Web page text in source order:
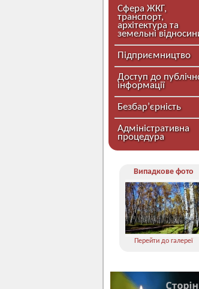
Сфера ЖКГ,
транспорт,
архітектура та
земельні
Підприємництво
Доступ до
інформації
Безбар’єрність
Адміністративна
процедура
Випадкове фото
Перейти до галереї